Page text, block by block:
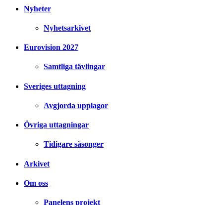
Nyheter
Nyhetsarkivet
Eurovision 2027
Samtliga tävlingar
Sveriges uttagning
Avgjorda upplagor
Övriga uttagningar
Tidigare säsonger
Arkivet
Om oss
Panelens projekt